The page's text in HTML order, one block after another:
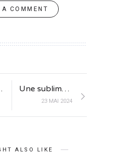
COMMENT
Emotions. Une sublime croisière à bord d’un voilier Star Clippers
23 MAI 2024
ALSO LIKE